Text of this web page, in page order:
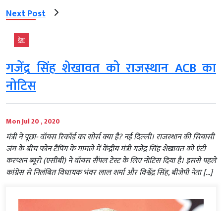
Next Post
देश
गजेंद्र सिंह शेखावत को राजस्थान ACB का
नोटिस
Mon Jul 20 , 2020
मंत्री ने पूछा- वॉयस रिकॉर्ड का सोर्स क्या है? नई दिल्ली। राजस्थान की सियासी
जंग के बीच फोन टैपिंग के मामले में केंद्रीय मंत्री गजेंद्र सिंह शेखावत को एंटी
करप्शन ब्यूरो (एसीबी) ने वॉयस सैंपल टेस्ट के लिए नोटिस दिया है। इससे पहले
कांग्रेस से निलंबित विधायक भंवर लाल शर्मा और विश्वेंद्र सिंह, बीजेपी नेता […]